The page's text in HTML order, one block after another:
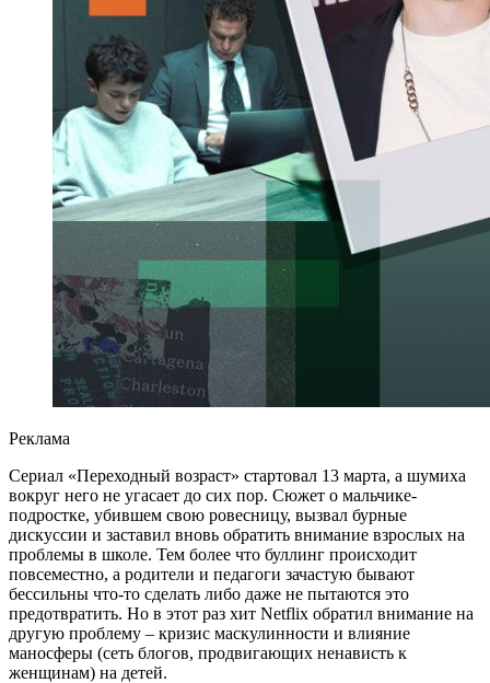
Реклама
Сериал «Переходный возраст» стартовал 13 марта, а шумиха
вокруг него не угасает до сих пор. Сюжет о мальчике-
подростке, убившем свою ровесницу, вызвал бурные
дискуссии и заставил вновь обратить внимание взрослых на
проблемы в школе. Тем более что буллинг происходит
повсеместно, а родители и педагоги зачастую бывают
бессильны что-то сделать либо даже не пытаются это
предотвратить. Но в этот раз хит Netflix обратил внимание на
другую проблему – кризис маскулинности и влияние
маносферы (сеть блогов, продвигающих ненависть к
женщинам) на детей.